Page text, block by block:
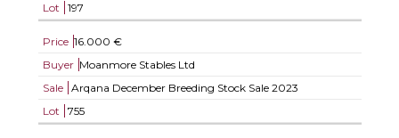
Lot
197
Price 16.000 €
Buyer Moanmore Stables Ltd
Sale
Arqana December Breeding Stock Sale 2023
Lot
755